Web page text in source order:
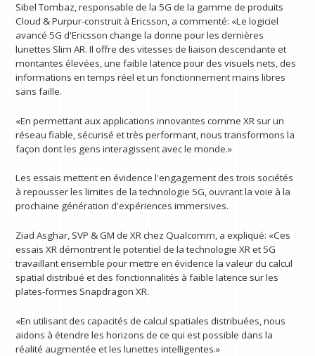
Sibel Tombaz, responsable de la 5G de la gamme de produits
Cloud & Purpur-construit à Ericsson, a commenté: «Le logiciel
avancé 5G d'Ericsson change la donne pour les dernières
lunettes Slim AR. Il offre des vitesses de liaison descendante et
montantes élevées, une faible latence pour des visuels nets, des
informations en temps réel et un fonctionnement mains libres
sans faille.
«En permettant aux applications innovantes comme XR sur un
réseau fiable, sécurisé et très performant, nous transformons la
façon dont les gens interagissent avec le monde.»
Les essais mettent en évidence l'engagement des trois sociétés
à repousser les limites de la technologie 5G, ouvrant la voie à la
prochaine génération d'expériences immersives.
Ziad Asghar, SVP & GM de XR chez Qualcomm, a expliqué: «Ces
essais XR démontrent le potentiel de la technologie XR et 5G
travaillant ensemble pour mettre en évidence la valeur du calcul
spatial distribué et des fonctionnalités à faible latence sur les
plates-formes Snapdragon XR.
«En utilisant des capacités de calcul spatiales distribuées, nous
aidons à étendre les horizons de ce qui est possible dans la
réalité augmentée et les lunettes intelligentes.»